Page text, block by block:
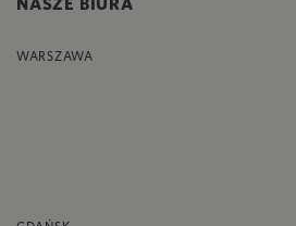
WARSZAWA